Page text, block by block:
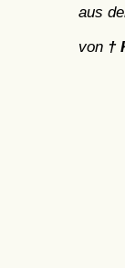
aus
von †